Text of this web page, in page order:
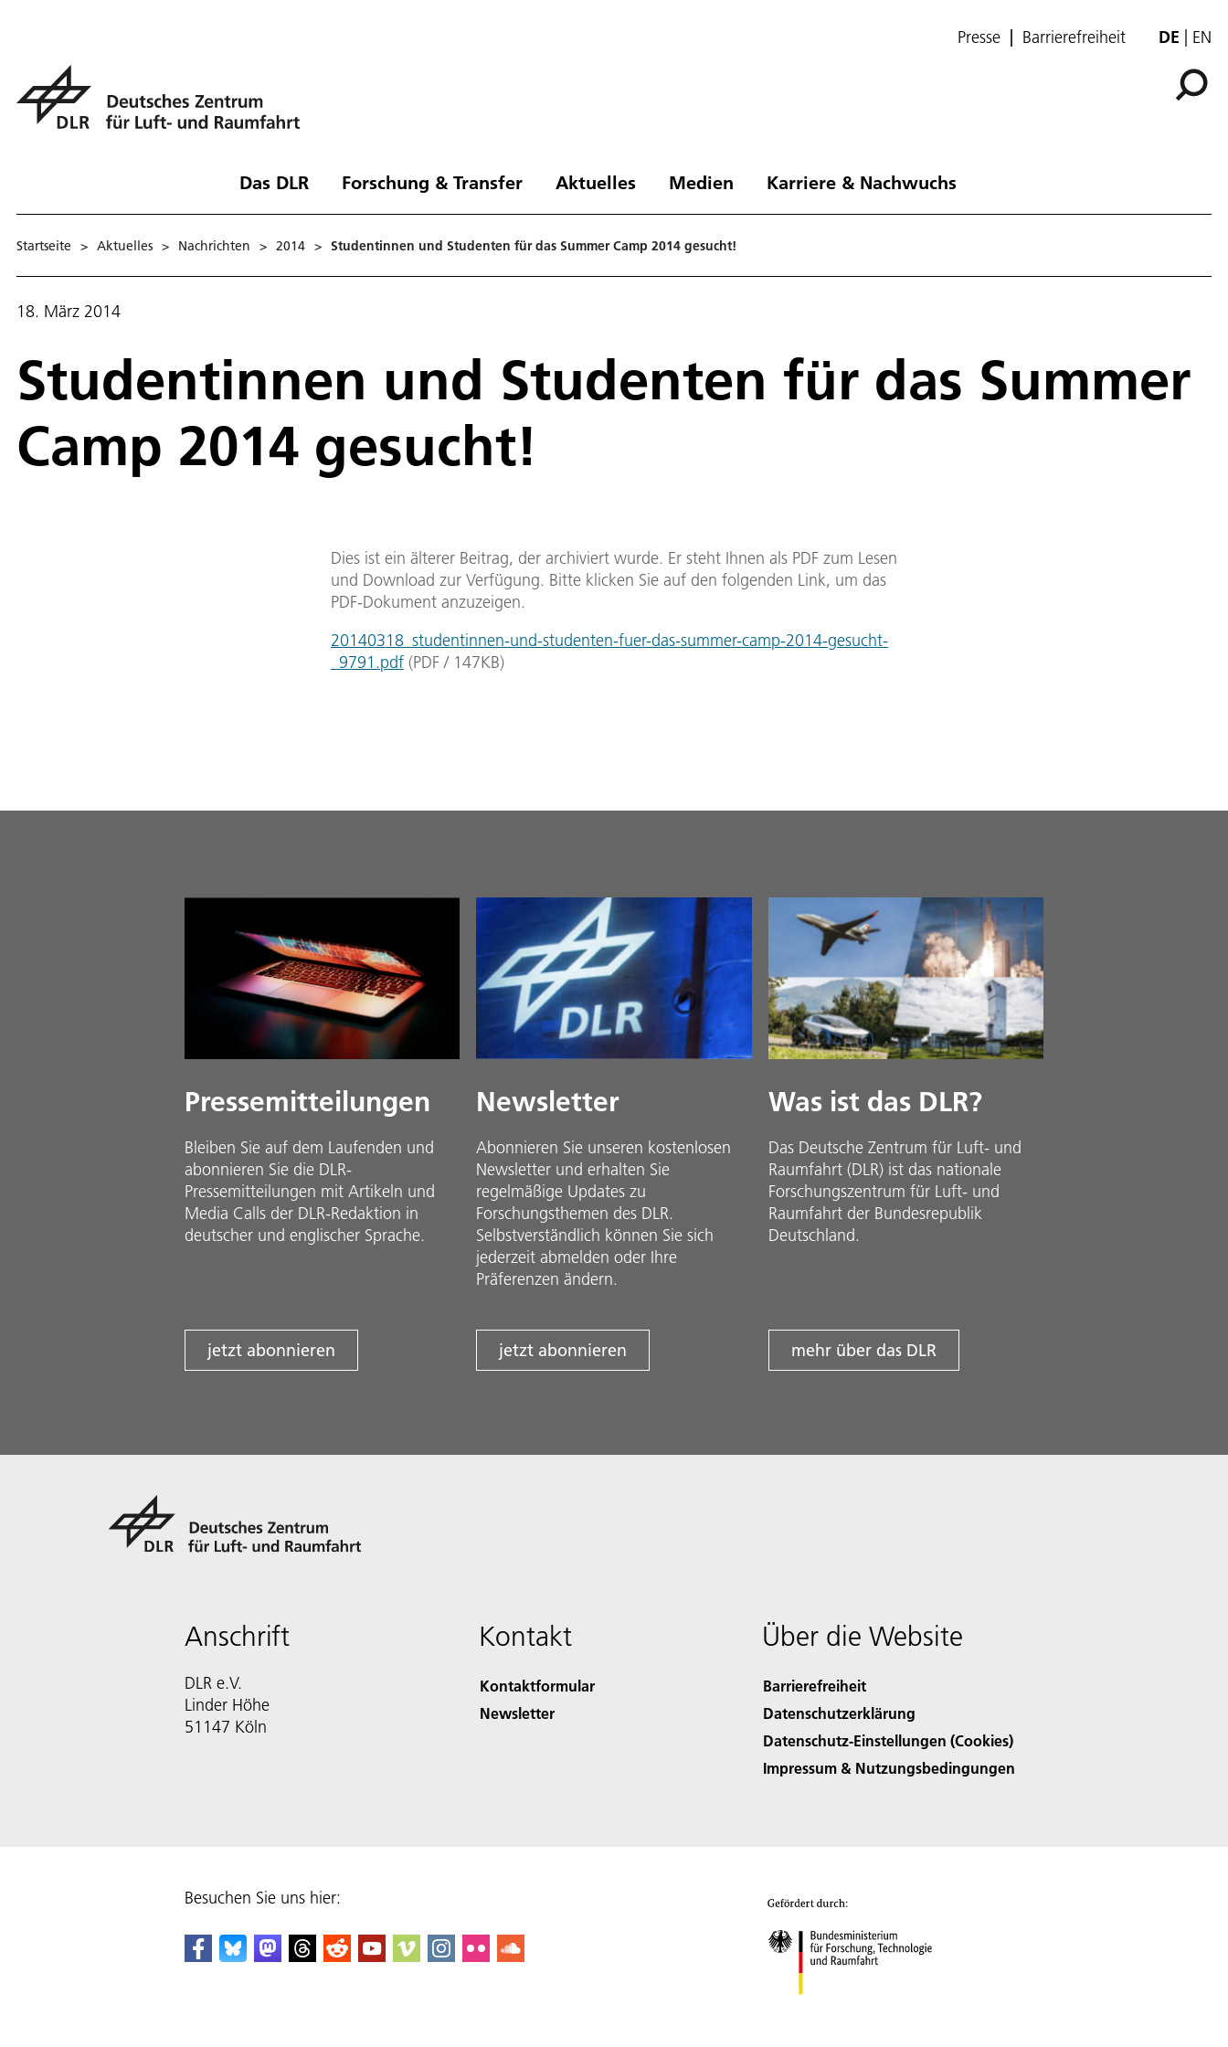
Presse Barrierefreiheit DE EN
Das DLR Forschung & Transfer Aktuelles Medien Karriere & Nachwuchs
Startseite > Aktuelles > Nachrichten > 2014 > Studentinnen und Studenten für das Summer Camp 2014 gesucht!
18. März 2014
Studentinnen und Studenten für das Summer
Camp 2014 gesucht!
Dies ist ein älterer Beitrag, der archiviert wurde. Er steht Ihnen als PDF zum Lesen
und Download zur Verfügung. Bitte klicken Sie auf den folgenden Link, um das
PDF-Dokument anzuzeigen.
20140318_studentinnen-und-studenten-fuer-das-summer-camp-2014-gesucht-
_9791.pdf (PDF / 147KB)
Pressemitteilungen
Bleiben Sie auf dem Laufenden und
abonnieren Sie die DLR-
Pressemitteilungen mit Artikeln und
Media Calls der DLR-Redaktion in
deutscher und englischer Sprache.
jetzt abonnieren
Newsletter
Abonnieren Sie unseren kostenlosen
Newsletter und erhalten Sie
regelmäßige Updates zu
Forschungsthemen des DLR.
Selbstverständlich können Sie sich
jederzeit abmelden oder Ihre
Präferenzen ändern.
jetzt abonnieren
Was ist das DLR?
Das Deutsche Zentrum für Luft- und
Raumfahrt (DLR) ist das nationale
Forschungszentrum für Luft- und
Raumfahrt der Bundesrepublik
Deutschland.
mehr über das DLR
Anschrift
DLR e.V.
Linder Höhe
51147 Köln
Kontakt
Kontaktformular
Newsletter
Über die Website
Barrierefreiheit
Datenschutzerklärung
Datenschutz-Einstellungen (Cookies)
Impressum & Nutzungsbedingungen
Besuchen Sie uns hier: